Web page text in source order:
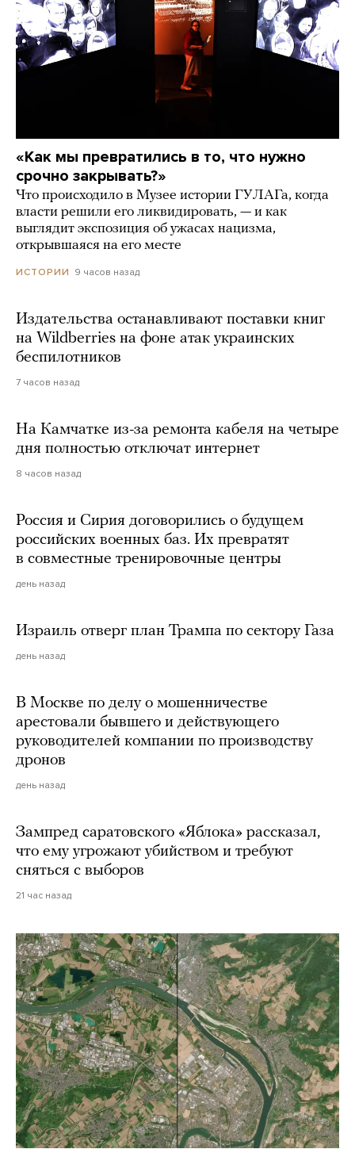
«Как мы превратились в то, что нужно
срочно закрывать?»
Что происходило в Музее истории ГУЛАГа, когда
власти решили его ликвидировать, — и как
выглядит экспозиция об ужасах нацизма,
открывшаяся на его месте
ИСТОРИИ 9 часов назад
Издательства останавливают поставки книг
на Wildberries на фоне атак украинских
беспилотников
7 часов назад
На Камчатке из-за ремонта кабеля на четыре
дня полностью отключат интернет
8 часов назад
Россия и Сирия договорились о будущем
российских военных баз. Их превратят
в совместные тренировочные центры
день назад
Израиль отверг план Трампа по сектору Газа
день назад
В Москве по делу о мошенничестве
арестовали бывшего и действующего
руководителей компании по производству
дронов
день назад
Зампред саратовского «Яблока» рассказал,
что ему угрожают убийством и требуют
сняться с выборов
21 час назад